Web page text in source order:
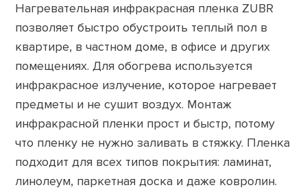
Нагревательная инфракрасная пленка ZUBR
позволяет быстро обустроить теплый пол в
квартире, в частном доме, в офисе и других
помещениях. Для обогрева используется
инфракрасное излучение, которое нагревает
предметы и не сушит воздух. Монтаж
инфракрасной пленки прост и быстр, потому
что пленку не нужно заливать в стяжку. Пленка
подходит для всех типов покрытия: ламинат,
линолеум, паркетная доска и даже ковролин.